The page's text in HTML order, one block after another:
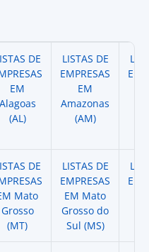
DE
EM
Alagoas
(AL)
LISTAS DE
EMPRESAS
EM
Amazonas
(AM)
DE
Mato
Grosso
(MT)
LISTAS DE
EMPRESAS
EM Mato
Grosso do
Sul (MS)